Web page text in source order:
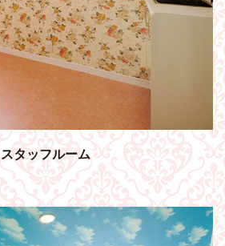
スタッフルーム